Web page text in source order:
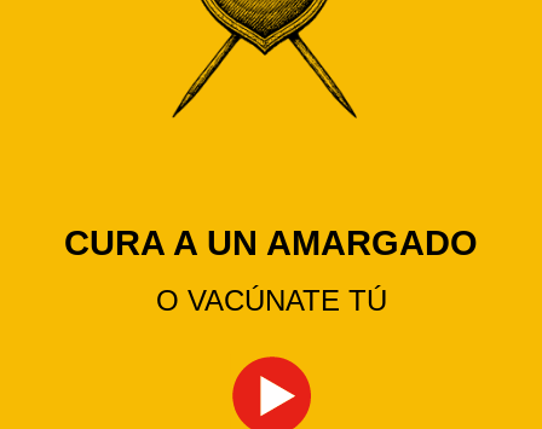
CURA A UN AMARGADO
O VACÚNATE TÚ